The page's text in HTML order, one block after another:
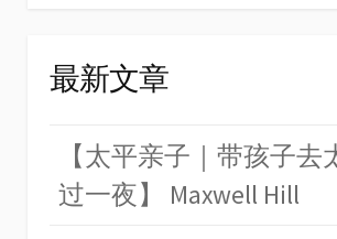
最新文章
【太平亲子｜带孩子去
过一夜】 Maxwell Hill